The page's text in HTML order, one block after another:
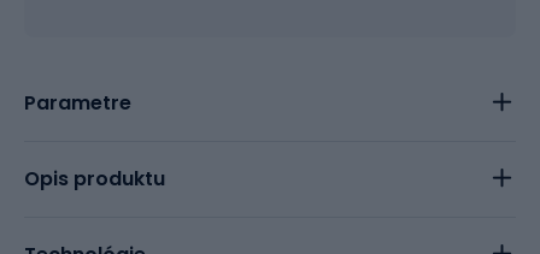
Parametre
Opis produktu